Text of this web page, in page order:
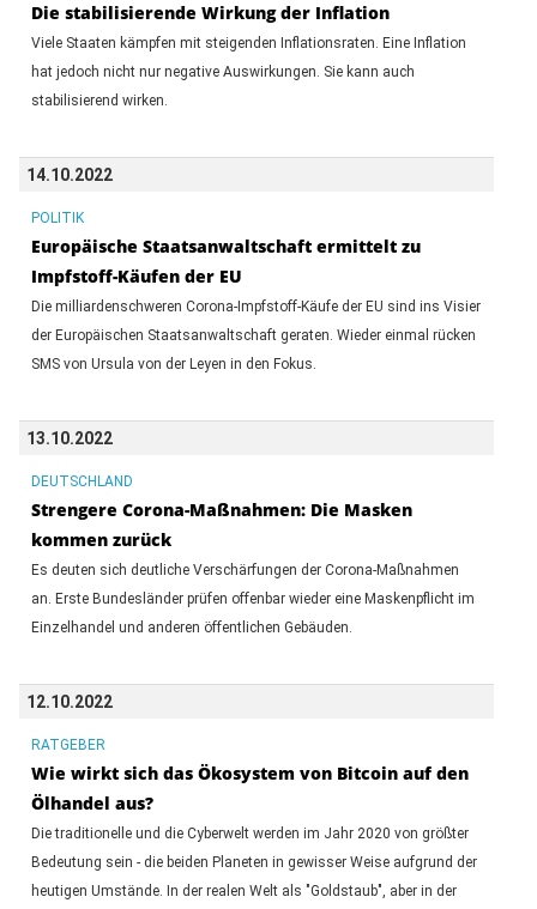
Die stabilisierende Wirkung der Inflation
Viele Staaten kämpfen mit steigenden Inflationsraten. Eine Inflation
hat jedoch nicht nur negative Auswirkungen. Sie kann auch
stabilisierend wirken.
14.10.2022
POLITIK
Europäische Staatsanwaltschaft ermittelt zu
Impfstoff-Käufen der EU
Die milliardenschweren Corona-Impfstoff-Käufe der EU sind ins Visier
der Europäischen Staatsanwaltschaft geraten. Wieder einmal rücken
SMS von Ursula von der Leyen in den Fokus.
13.10.2022
DEUTSCHLAND
Strengere Corona-Maßnahmen: Die Masken
kommen zurück
Es deuten sich deutliche Verschärfungen der Corona-Maßnahmen
an. Erste Bundesländer prüfen offenbar wieder eine Maskenpflicht im
Einzelhandel und anderen öffentlichen Gebäuden.
12.10.2022
RATGEBER
Wie wirkt sich das Ökosystem von Bitcoin auf den
Ölhandel aus?
Die traditionelle und die Cyberwelt werden im Jahr 2020 von größter
Bedeutung sein - die beiden Planeten in gewisser Weise aufgrund der
heutigen Umstände. In der realen Welt als "Goldstaub", aber in der